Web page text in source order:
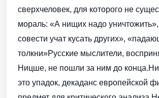
сверхчеловек, для которого не
мораль: «А нищих надо
совести учат кусать других»,
толкни»Русские мыслители,
Ницше, не пошли за ним до
это упадок, декаданс европейской